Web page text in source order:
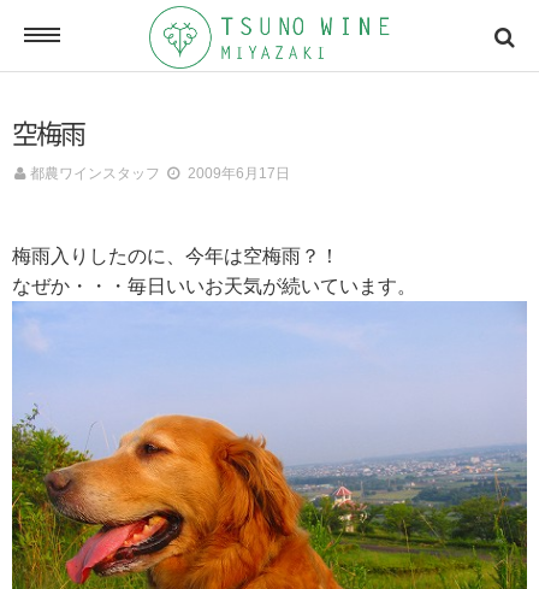
ONLINE SHOP
メールマガジン
CONTACT
お問い合わせ
空梅雨
都農ワインスタッフ 2009年6月17日
梅雨入りしたのに、今年は空梅雨？！
なぜか・・・毎日いいお天気が続いています。